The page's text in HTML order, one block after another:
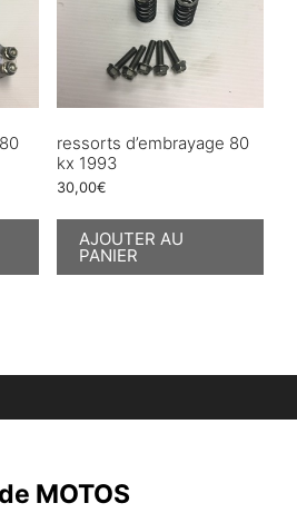
ressorts d’embrayage 80
kx 1993
30,00€
AJOUTER AU
PANIER
MOTOS